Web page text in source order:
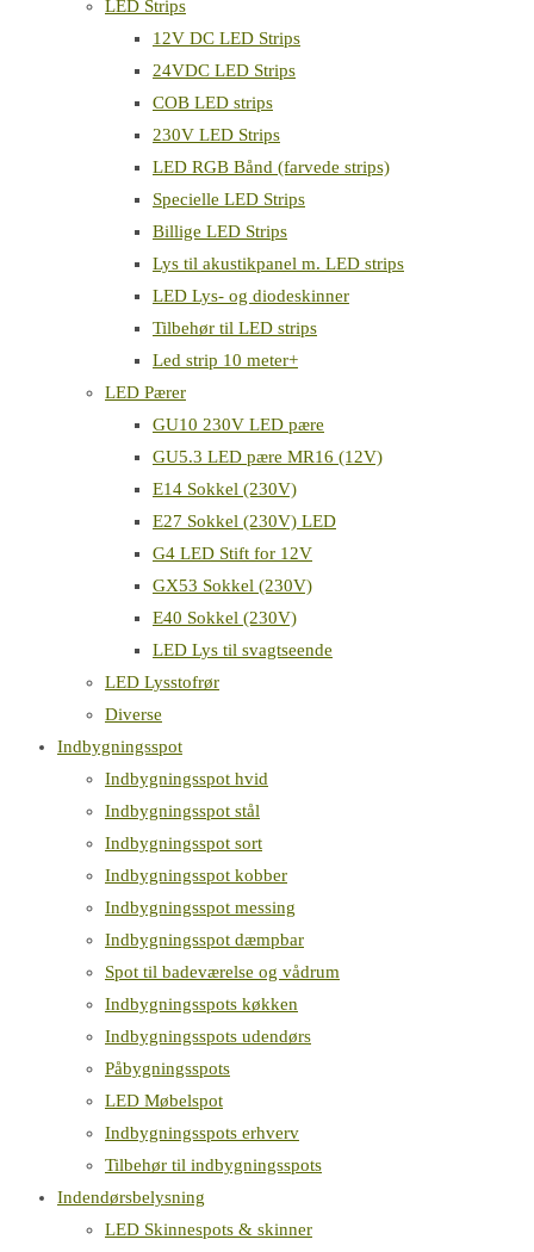
LED Strips
12V DC LED Strips
24VDC LED Strips
COB LED strips
230V LED Strips
LED RGB Bånd (farvede strips)
Specielle LED Strips
Billige LED Strips
Lys til akustikpanel m. LED strips
LED Lys- og diodeskinner
Tilbehør til LED strips
Led strip 10 meter+
LED Pærer
GU10 230V LED pære
GU5.3 LED pære MR16 (12V)
E14 Sokkel (230V)
E27 Sokkel (230V) LED
G4 LED Stift for 12V
GX53 Sokkel (230V)
E40 Sokkel (230V)
LED Lys til svagtseende
LED Lysstofrør
Diverse
Indbygningsspot
Indbygningsspot hvid
Indbygningsspot stål
Indbygningsspot sort
Indbygningsspot kobber
Indbygningsspot messing
Indbygningsspot dæmpbar
Spot til badeværelse og vådrum
Indbygningsspots køkken
Indbygningsspots udendørs
Påbygningsspots
LED Møbelspot
Indbygningsspots erhverv
Tilbehør til indbygningsspots
Indendørsbelysning
LED Skinnespots & skinner